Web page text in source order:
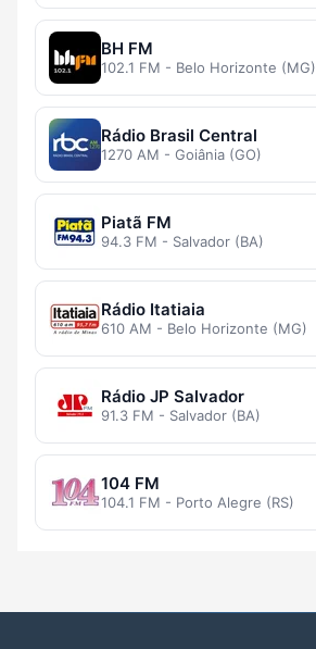
BH FM
102.1 FM - Belo Horizonte (MG)
Rádio Brasil Central
1270 AM - Goiânia (GO)
Piatã FM
94.3 FM - Salvador (BA)
Rádio Itatiaia
610 AM - Belo Horizonte (MG)
Rádio JP Salvador
91.3 FM - Salvador (BA)
104 FM
104.1 FM - Porto Alegre (RS)